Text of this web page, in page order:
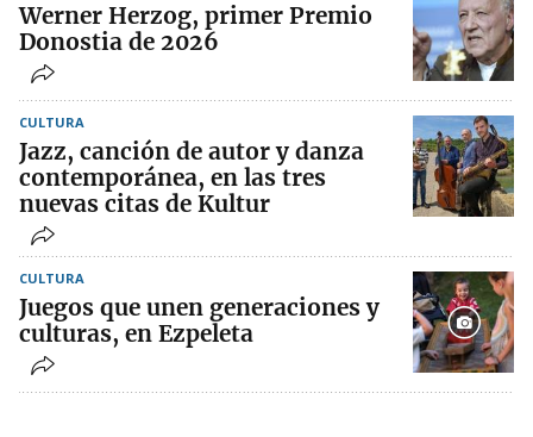
Werner Herzog, primer Premio
Donostia de 2026
CULTURA
Jazz, canción de autor y danza
contemporánea, en las tres
nuevas citas de Kultur
CULTURA
Juegos que unen generaciones y
culturas, en Ezpeleta